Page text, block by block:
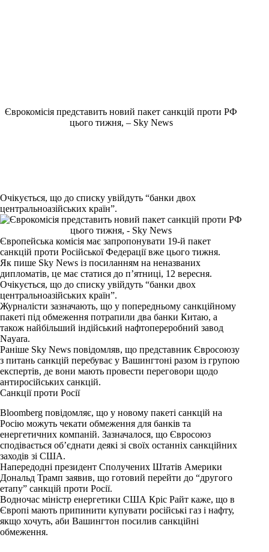
Єврокомісія представить новий пакет санкцій проти РФ
цього тижня, – Sky News
Очікується, що до списку увійдуть “банки двох
центральноазійських країн”.
Європейська комісія має запропонувати 19-й пакет
санкцій проти Російської Федерації вже цього тижня.
Як пише Sky News із посиланням на неназваних
дипломатів, це має статися до пʼятниці, 12 вересня.
Очікується, що до списку увійдуть “банки двох
центральноазійських країн”.
Журналісти зазначають, що у попередньому санкційному
пакеті під обмеження потрапили два банки Китаю, а
також найбільший індійський нафтопереробний завод
Nayara.
Раніше Sky News повідомляв, що представник Євросоюзу
з питань санкцій перебуває у Вашингтоні разом із групою
експертів, де вони мають провести переговори щодо
антиросійських санкцій.
Санкції проти Росії
Bloomberg повідомляє, що у новому пакеті санкцій на
Росію можуть чекати обмеження для банків та
енергетичних компаній. Зазначалося, що Євросоюз
сподівається об’єднати деякі зі своїх останніх санкційних
заходів зі США.
Напередодні президент Сполучених Штатів Америки
Дональд Трамп заявив, що готовий перейти до “другого
етапу” санкцій проти Росії.
Водночас міністр енергетики США Кріс Райт каже, що в
Європі мають припинити купувати російські газ і нафту,
якщо хочуть, аби Вашингтон посилив санкційні
обмеження.